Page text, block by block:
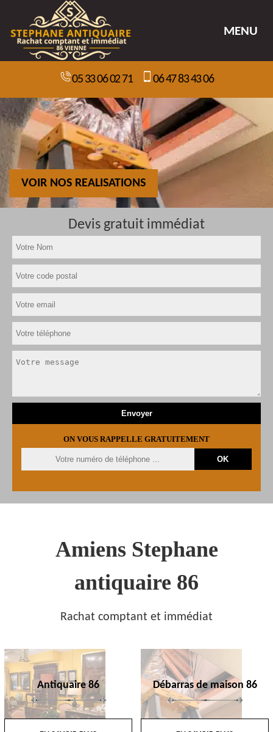
MENU
05 33 06 02 71 06 47 83 43 06
VOIR NOS REALISATIONS
Devis gratuit immédiat
ON VOUS RAPPELLE GRATUITEMENT
Amiens Stephane
antiquaire 86
Rachat comptant et immédiat
Antiquaire 86 Débarras de maison 86